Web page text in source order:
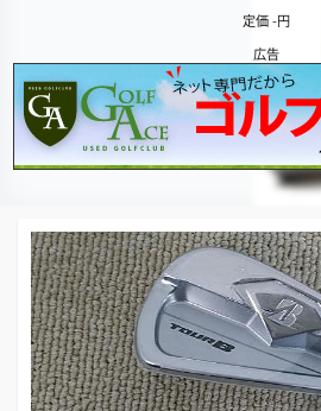
定価 -円
広告